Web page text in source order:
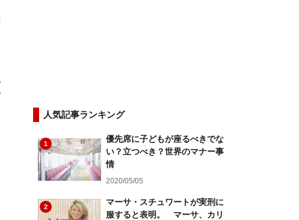
人気記事ランキング
1
優先席に子どもが座るべきでな
い？立つべき？世界のマナー事
情
2020/05/05
2
マーサ・スチュワートが実刑に
服すると表明。 マーサ、カリ